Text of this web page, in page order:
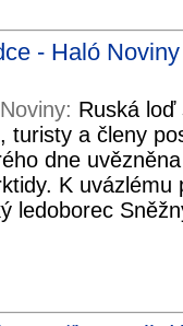
- Haló Noviny
Ruská loď
turisty a členy
dne
K uvázlému
ledoborec